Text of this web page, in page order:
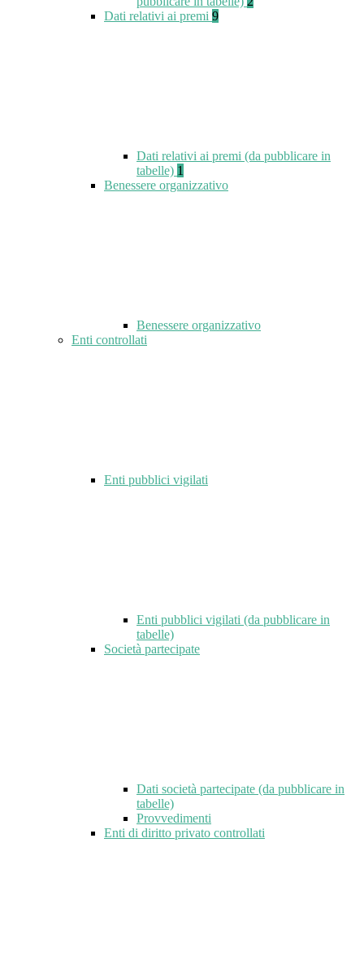
Dati relativi ai premi 9
Dati relativi ai premi (da pubblicare in
tabelle) 1
Benessere organizzativo
Benessere organizzativo
Enti controllati
Enti pubblici vigilati
Enti pubblici vigilati (da pubblicare in
tabelle)
Società partecipate
Dati società partecipate (da pubblicare in
tabelle)
Provvedimenti
Enti di diritto privato controllati